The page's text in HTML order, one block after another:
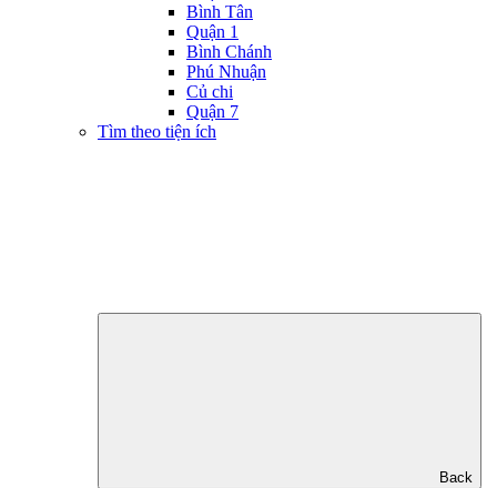
Bình Tân
Quận 1
Bình Chánh
Phú Nhuận
Củ chi
Quận 7
Tìm theo tiện ích
Back